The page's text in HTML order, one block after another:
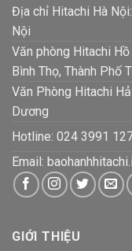
Địa chỉ Hitachi Hà
Nội
Văn phòng Hitachi
Bình Thọ, Thành Phố
Văn Phòng Hitachi
Dương
Hotline: 024 3991
Email:
GIỚI THIỆU